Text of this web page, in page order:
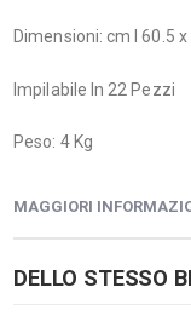
Dimensioni: cm l 60.5
Impilabile In 22 Pezzi
Peso: 4 Kg
MAGGIORI
DELLO STESSO